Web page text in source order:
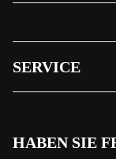
SERVICE
HABEN SIE